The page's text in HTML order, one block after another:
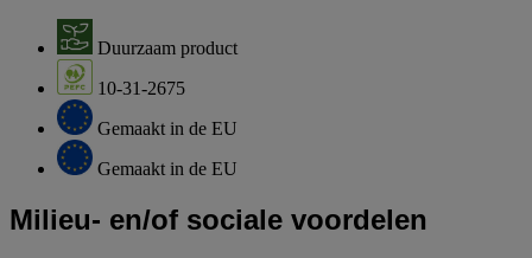
Duurzaam product
10-31-2675
Gemaakt in de EU
Gemaakt in de EU
Milieu- en/of sociale voordelen